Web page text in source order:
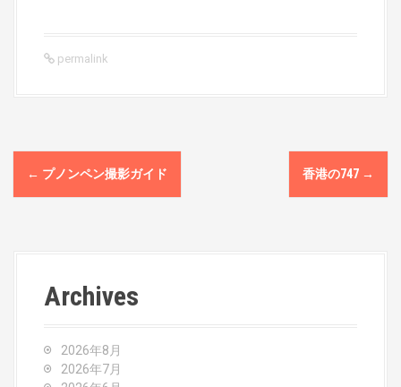
permalink
P
o
← プノンペン撮影ガイド 香港の747 →
Archives
2026年8月
2026年7月